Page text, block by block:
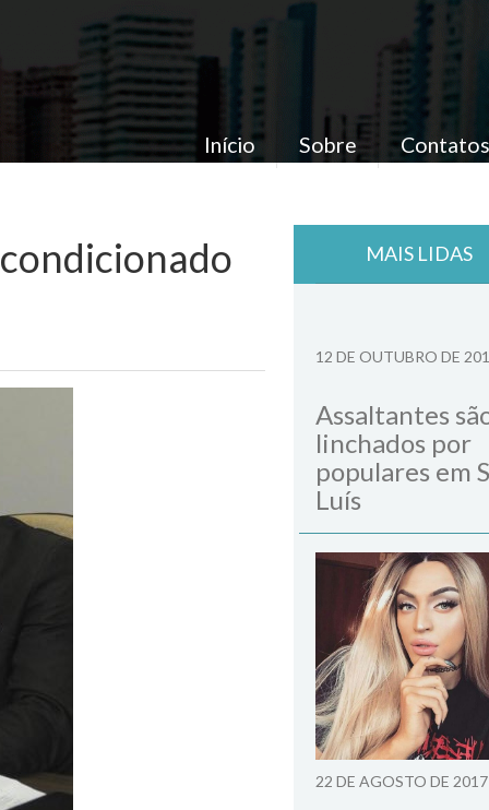
Início Sobre Contatos
MAIS LIDAS
12 DE OUTUBRO DE
Assaltantes
linchados por
populares em
Luís
22 DE AGOSTO DE 2017